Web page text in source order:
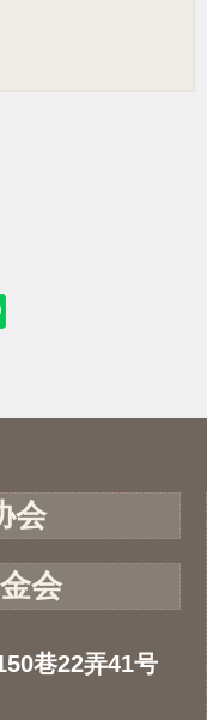
会
会
巷22弄41号